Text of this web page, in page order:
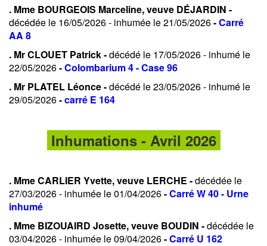
. Mme BOURGEOIS Marceline, veuve DÉJARDIN -
décédée le 16/05/2026 - inhumée le 21/05/2026-Carré
AA 8
. Mr CLOUET Patrick -décédé le 17/05/2026 - inhumé le
22/05/2026-Colombarium 4 - Case 96
. Mr PLATEL Léonce -décédé le 23/05/2026 - inhumé le
29/05/2026-carré E 164
Inhumations - Avril 2026
. Mme CARLIER Yvette, veuve LERCHE -décédée le
27/03/2026 - inhumée le 01/04/2026-Carré W 40 - Urne
inhumé
. Mme BIZOUAIRD Josette, veuve BOUDIN -décédée le
03/04/2026 - inhumée le 09/04/2026-Carré U 162